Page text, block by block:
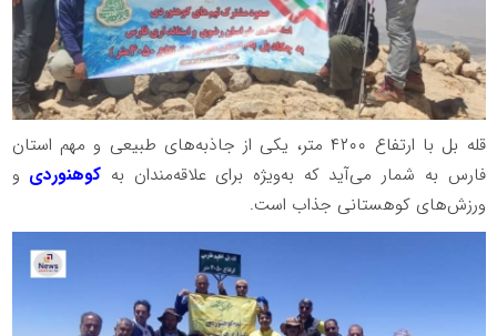
قله بل با ارتفاع ۴۲۰۰ متر، یکی از جاذبه‌های طبیعی و مهم استان
فارس به شمار می‌آید که به‌ویژه برای علاقه‌مندان به کوهنوردی و
ورزش‌های کوهستانی جذاب است.